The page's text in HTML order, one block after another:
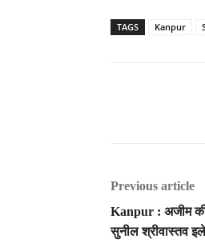
TAGS Kanpur
Previous article
Kanpur : अजीम
सुनील श्रीवास्तव